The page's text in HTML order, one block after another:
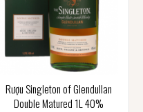
Rượu Singleton of Glendullan
Double Matured 1L 40%